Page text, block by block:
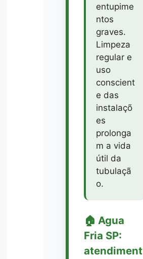
entupime
ntos
graves.
Limpeza
regular e
uso
conscient
e das
instalaçõ
es
prolonga
m a vida
útil da
tubulaçã
o.
🏠 Agua
Fria SP:
atendiment